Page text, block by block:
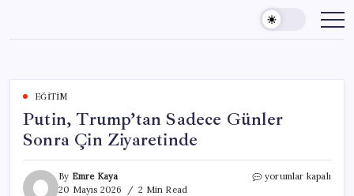
content
EĞITIM
Putin, Trump’tan Sadece Günler
Sonra Çin Ziyaretinde
By Emre Kaya
20 Mayıs 2026
2 Min Read
Putin,
yorumlar kapalı